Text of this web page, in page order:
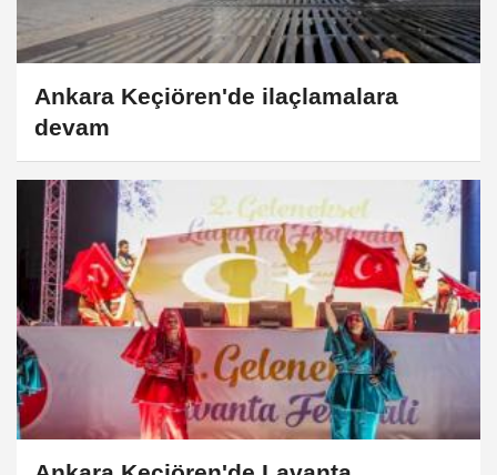
Ankara Keçiören'de ilaçlamalara
devam